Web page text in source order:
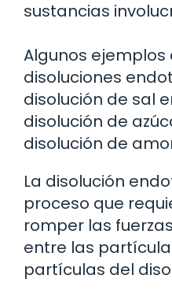
sustancias
Algunos ejemplos
disoluciones
disolución de sal
disolución de
disolución de
La disolución
proceso que
romper las
entre las
partículas del